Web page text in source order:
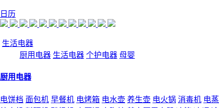
日历
生活电器
厨用电器 生活电器 个护电器 母婴
厨用电器
电饼档 面包机 早餐机 电烤箱 电水壶 养生壶 电火锅 消毒机 电